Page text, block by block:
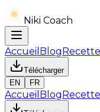
Niki Coach
Accueil Blog
Télécharger
EN
FR
Accueil Blog